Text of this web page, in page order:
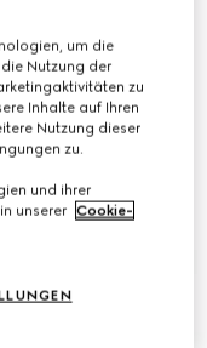
um die
Nutzung der
zu
Inhalte auf Ihren
Nutzung dieser
zu.
und ihrer
unserer Cookie-